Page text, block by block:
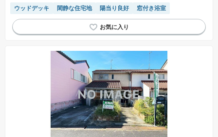
ウッドデッキ 閑静な住宅地 陽当り良好 窓付き浴室